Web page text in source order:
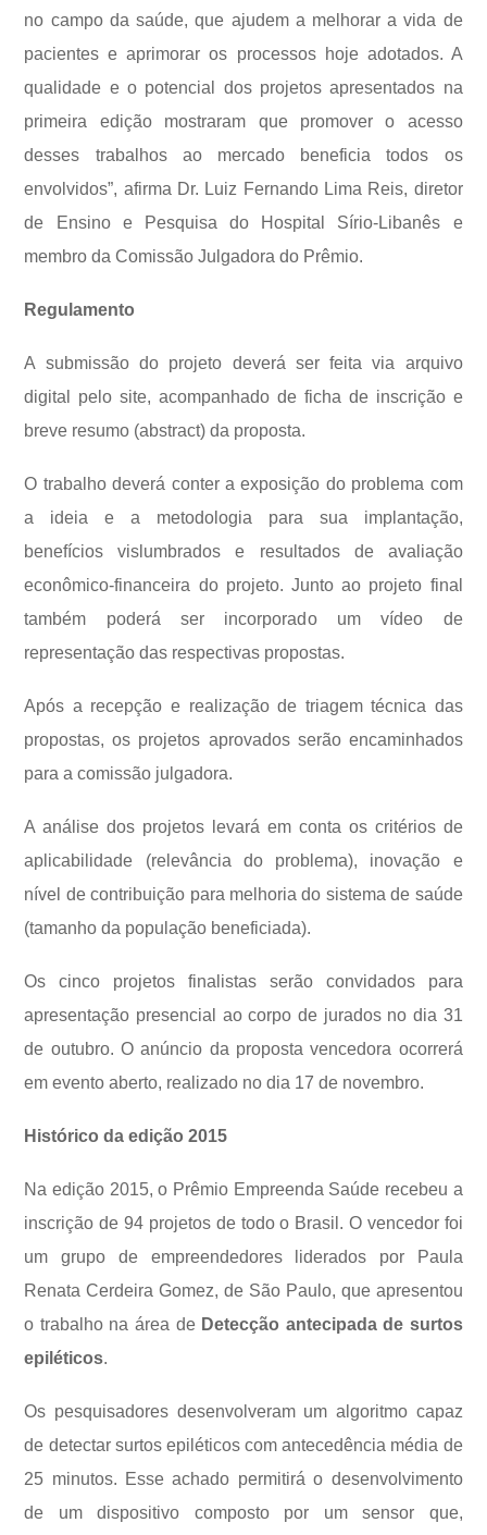
no campo da saúde, que ajudem a melhorar a vida de
pacientes e aprimorar os processos hoje adotados. A
qualidade e o potencial dos projetos apresentados na
primeira edição mostraram que promover o acesso
desses trabalhos ao mercado beneficia todos os
envolvidos”, afirma Dr. Luiz Fernando Lima Reis, diretor
de Ensino e Pesquisa do Hospital Sírio-Libanês e
membro da Comissão Julgadora do Prêmio.
Regulamento
A submissão do projeto deverá ser feita via arquivo
digital pelo site, acompanhado de ficha de inscrição e
breve resumo (abstract) da proposta.
O trabalho deverá conter a exposição do problema com
a ideia e a metodologia para sua implantação,
benefícios vislumbrados e resultados de avaliação
econômico-financeira do projeto. Junto ao projeto final
também poderá ser incorporado um vídeo de
representação das respectivas propostas.
Após a recepção e realização de triagem técnica das
propostas, os projetos aprovados serão encaminhados
para a comissão julgadora.
A análise dos projetos levará em conta os critérios de
aplicabilidade (relevância do problema), inovação e
nível de contribuição para melhoria do sistema de saúde
(tamanho da população beneficiada).
Os cinco projetos finalistas serão convidados para
apresentação presencial ao corpo de jurados no dia 31
de outubro. O anúncio da proposta vencedora ocorrerá
em evento aberto, realizado no dia 17 de novembro.
Histórico da edição 2015
Na edição 2015, o Prêmio Empreenda Saúde recebeu a
inscrição de 94 projetos de todo o Brasil. O vencedor foi
um grupo de empreendedores liderados por Paula
Renata Cerdeira Gomez, de São Paulo, que apresentou
o trabalho na área de Detecção antecipada de surtos
epiléticos.
Os pesquisadores desenvolveram um algoritmo capaz
de detectar surtos epiléticos com antecedência média de
25 minutos. Esse achado permitirá o desenvolvimento
de um dispositivo composto por um sensor que,